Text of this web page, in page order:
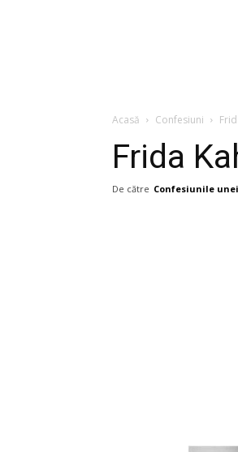
Acasă Confesiuni
Frida
De către Confesiunile